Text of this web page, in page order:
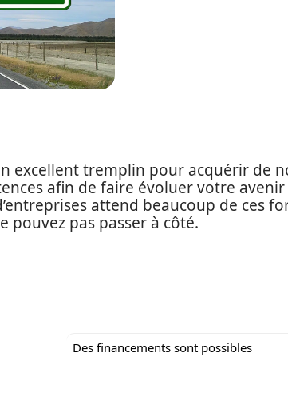
excellent tremplin pour acquérir de
afin de faire évoluer votre avenir
attend beaucoup de ces
pouvez pas passer à côté.
Des financements sont possibles